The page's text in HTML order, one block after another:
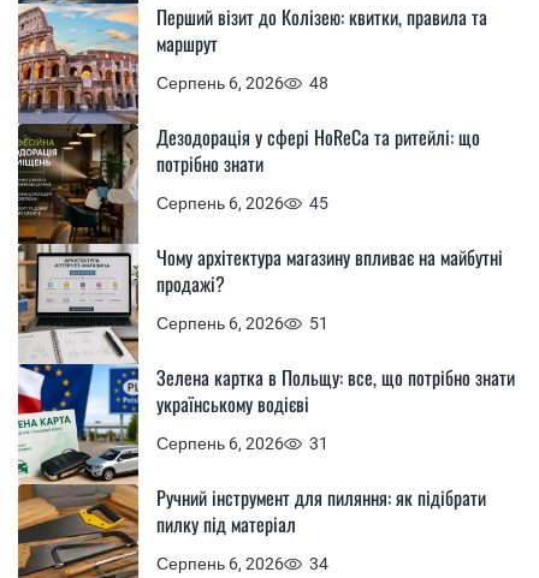
Серпень 6, 2026 48
Перший візит до Колізею: квитки, правила та
маршрут
Серпень 6, 2026 45
Дезодорація у сфері HoReCa та ритейлі: що
потрібно знати
Серпень 6, 2026 51
Чому архітектура магазину впливає на майбутні
продажі?
Серпень 6, 2026 31
Зелена картка в Польщу: все, що потрібно знати
українському водієві
Серпень 6, 2026 34
Ручний інструмент для пиляння: як підібрати
пилку під матеріал